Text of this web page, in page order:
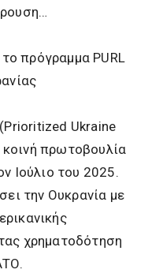
το πρόγραμμα PURL
(Prioritized Ukraine
κοινή πρωτοβουλία
Ιούλιο του 2025.
την Ουκρανία με
χρηματοδότηση